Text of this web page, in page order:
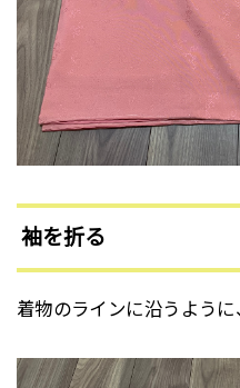
袖を折る
着物のラインに沿うように